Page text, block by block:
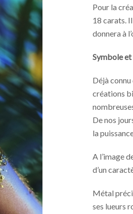
Pour la
18 carats.
donnera à
Symbole
Déjà connu
créations
De nos
la
A l’image
d’un
Métal
ses lueurs